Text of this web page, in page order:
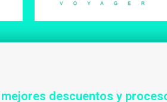
descuentos y